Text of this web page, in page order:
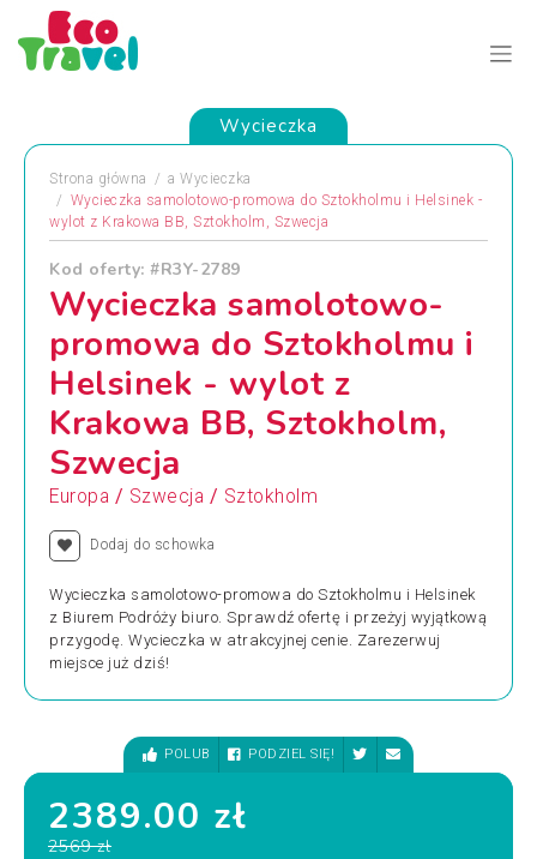
Wycieczka
Strona główna a Wycieczka
Wycieczka samolotowo-promowa do Sztokholmu i Helsinek -
wylot z Krakowa BB, Sztokholm, Szwecja
Kod oferty: #R3Y-2789
Wycieczka samolotowo-
promowa do Sztokholmu i
Helsinek - wylot z
Krakowa BB, Sztokholm,
Szwecja
Europa / Szwecja / Sztokholm
Dodaj do schowka
Wycieczka samolotowo-promowa do Sztokholmu i Helsinek
z Biurem Podróży biuro. Sprawdź ofertę i przeżyj wyjątkową
przygodę. Wycieczka w atrakcyjnej cenie. Zarezerwuj
miejsce już dziś!
POLUB PODZIEL SIĘ!
2389.00 zł
2569 zł